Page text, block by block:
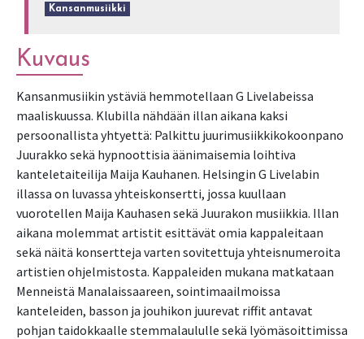
Kansanmusiikki
Kuvaus
Kansanmusiikin ystäviä hemmotellaan G Livelabeissa
maaliskuussa. Klubilla nähdään illan aikana kaksi
persoonallista yhtyettä: Palkittu juurimusiikkikokoonpano
Juurakko sekä hypnoottisia äänimaisemia loihtiva
kanteletaiteilija Maija Kauhanen. Helsingin G Livelabin
illassa on luvassa yhteiskonsertti, jossa kuullaan
vuorotellen Maija Kauhasen sekä Juurakon musiikkia. Illan
aikana molemmat artistit esittävät omia kappaleitaan
sekä näitä konsertteja varten sovitettuja yhteisnumeroita
artistien ohjelmistosta. Kappaleiden mukana matkataan
Menneistä Manalaissaareen, sointimaailmoissa
kanteleiden, basson ja jouhikon juurevat riffit antavat
pohjan taidokkaalle stemmalaululle sekä lyömäsoittimissa